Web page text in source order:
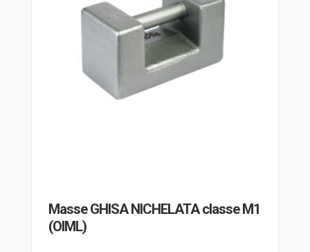
Masse GHISA NICHELATA classe M1
(OIML)